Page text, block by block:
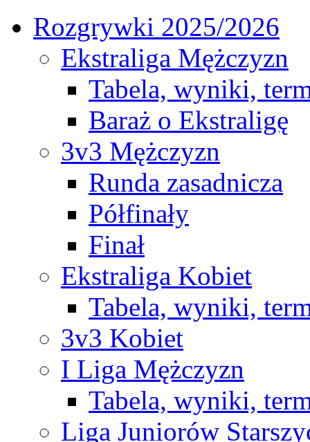
Rozgrywki 2025/2026
Ekstraliga Mężczyzn
Tabela, wyniki,
Baraż o Ekstraligę
3v3 Mężczyzn
Runda zasadnicza
Półfinały
Finał
Ekstraliga Kobiet
Tabela, wyniki,
3v3 Kobiet
I Liga Mężczyzn
Tabela, wyniki,
Liga Juniorów